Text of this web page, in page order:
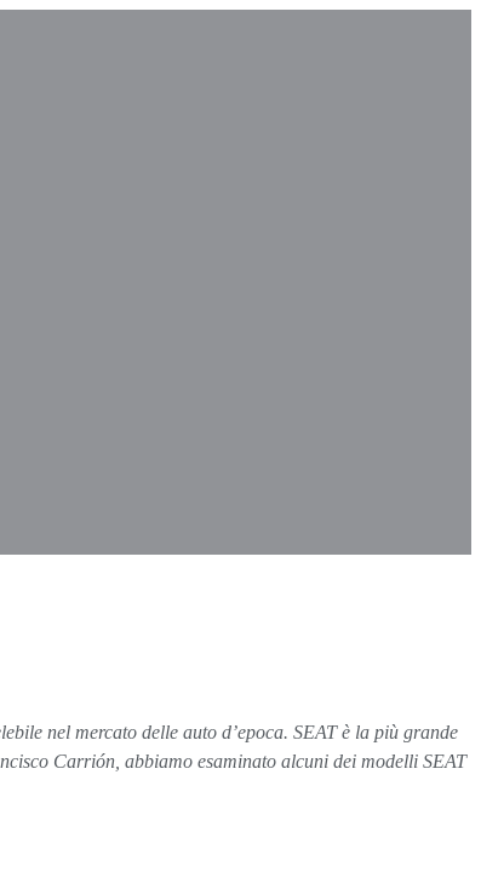
nel mercato delle auto d’epoca. SEAT è la più grande
Carrión, abbiamo esaminato alcuni dei modelli SEAT